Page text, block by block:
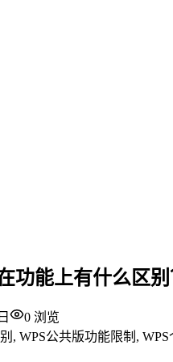
功能上有什么区
0 浏览